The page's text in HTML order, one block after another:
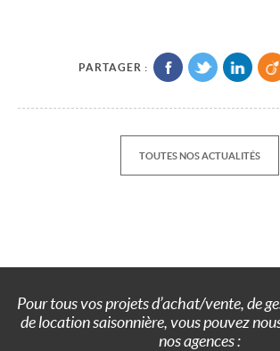
PARTAGER :
TOUTES NOS ACTUALITÉS
Pour tous vos projets d’achat/vente, de
de location saisonnière, vous pouvez
nos agences :